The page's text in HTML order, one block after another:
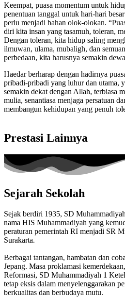
Keempat, puasa momentum untuk
penentuan tanggal untuk hari-hari
perlu menjadi bahan olok-olokan.
diri kita insan yang tasamuh, toleran,
Dengan toleran, kita hidup saling
ilmuwan, ulama, mubaligh, dan
perbedaan, kita harusnya semakin
Haedar berharap dengan hadirnya
pribadi-pribadi yang luhur dan utama,
semakin dekat dengan Allah, terbiasa
mulia, senantiasa menjaga persatuan
membangun kehidupan yang penuh
Prestasi Lainnya
Sejarah Sekolah
Sejak berdiri 1935, SD
nama HIS Muhammadiyah yang
peraturan pemerintah RI menjadi SR
Surakarta.
Berbagai tantangan, hambatan dan
Jepang. Masa proklamasi
Reformasi, SD Muhammadiyah 1
tetap eksis dalam menyelenggarakan
berkualitas dan berbudaya mutu.